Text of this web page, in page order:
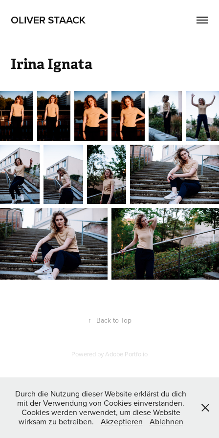
OLIVER STAACK
Irina Ignata
↑ Back to Top
Powered byAdobe Portfolio
Durch die Nutzung dieser Website erklärst du dich
mit der Verwendung von Cookies einverstanden.
Cookies werden verwendet, um diese Website
wirksam zu betreiben.
Akzeptieren Ablehnen